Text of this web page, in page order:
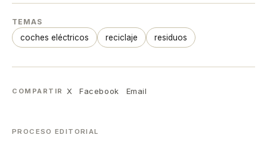
TEMAS
coches eléctricos reciclaje residuos
COMPARTIR X Facebook Email
PROCESO EDITORIAL